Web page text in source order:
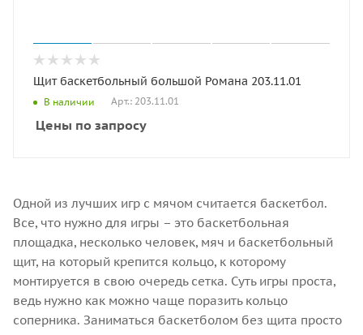
Щит баскетбольный большой Романа 203.11.01
В наличии Арт.: 203.11.01
Цены по запросу
Одной из лучших игр с мячом считается баскетбол.
Все, что нужно для игры – это баскетбольная
площадка, несколько человек, мяч и баскетбольный
щит, на который крепится кольцо, к которому
монтируется в свою очередь сетка. Суть игры проста,
ведь нужно как можно чаще поразить кольцо
соперника. Заниматься баскетболом без щита просто